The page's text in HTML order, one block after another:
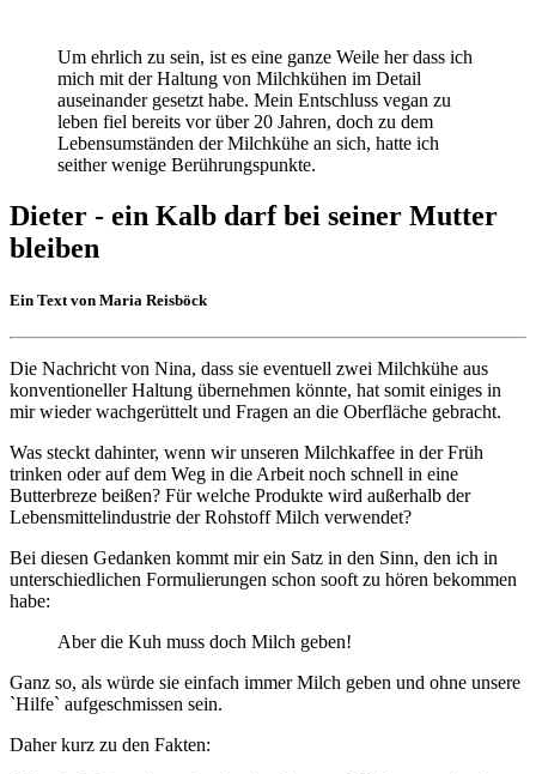
Um ehrlich zu sein, ist es eine ganze Weile her dass ich
mich mit der Haltung von Milchkühen im Detail
auseinander gesetzt habe. Mein Entschluss vegan zu
leben fiel bereits vor über 20 Jahren, doch zu dem
Lebensumständen der Milchkühe an sich, hatte ich
seither wenige Berührungspunkte.
Dieter - ein Kalb darf bei seiner Mutter
bleiben
Ein Text von Maria Reisböck
Die Nachricht von Nina, dass sie eventuell zwei Milchkühe aus
konventioneller Haltung übernehmen könnte, hat somit einiges in
mir wieder wachgerüttelt und Fragen an die Oberfläche gebracht.
Was steckt dahinter, wenn wir unseren Milchkaffee in der Früh
trinken oder auf dem Weg in die Arbeit noch schnell in eine
Butterbreze beißen? Für welche Produkte wird außerhalb der
Lebensmittelindustrie der Rohstoff Milch verwendet?
Bei diesen Gedanken kommt mir ein Satz in den Sinn, den ich in
unterschiedlichen Formulierungen schon sooft zu hören bekommen
habe:
Aber die Kuh muss doch Milch geben!
Ganz so, als würde sie einfach immer Milch geben und ohne unsere
`Hilfe` aufgeschmissen sein.
Daher kurz zu den Fakten: